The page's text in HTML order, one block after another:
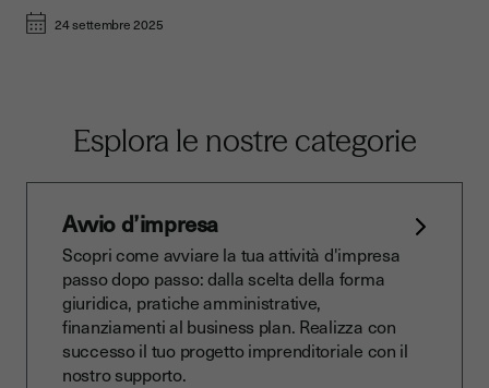
24 settembre 2025
Esplora le nostre categorie
Avvio d’impresa
Scopri come avviare la tua attività d'impresa
passo dopo passo: dalla scelta della forma
giuridica, pratiche amministrative,
finanziamenti al business plan. Realizza con
successo il tuo progetto imprenditoriale con il
nostro supporto.